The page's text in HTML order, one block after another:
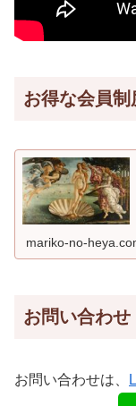
お得な会員制
mariko-no-
お問い合わせ
お問い合わせは、